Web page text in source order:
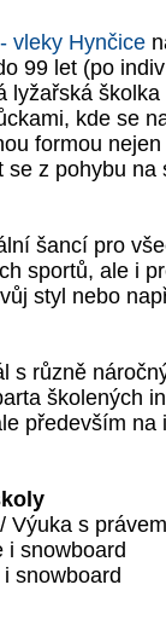
vleky Hynčice
99 let (po
lyžařská
kde se
formou
z pohybu na
šancí pro
sportů, ale i
styl nebo
s různě
školených
především
Výuka s
i snowboard
snowboard